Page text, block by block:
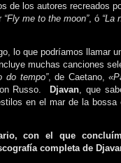
de los autores recreados
“Fly me to the moon”, ó “La
lo que podríamos llamar
muchas canciones
do tempo”, de Caetano,
Russo. Djavan, que
en el mar de la bossa
con el que
completa de